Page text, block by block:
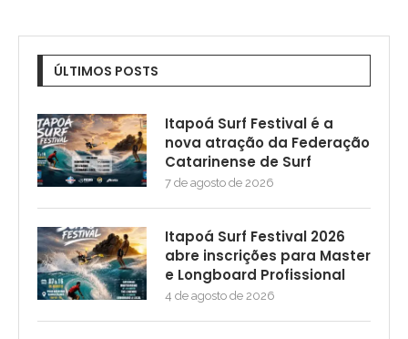
ÚLTIMOS POSTS
Itapoá Surf Festival é a
nova atração da Federação
Catarinense de Surf
7 de agosto de 2026
Itapoá Surf Festival 2026
abre inscrições para Master
e Longboard Profissional
4 de agosto de 2026